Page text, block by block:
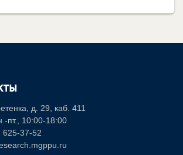
д. 29, каб. 411
пт., 10:00-18:00
37-52